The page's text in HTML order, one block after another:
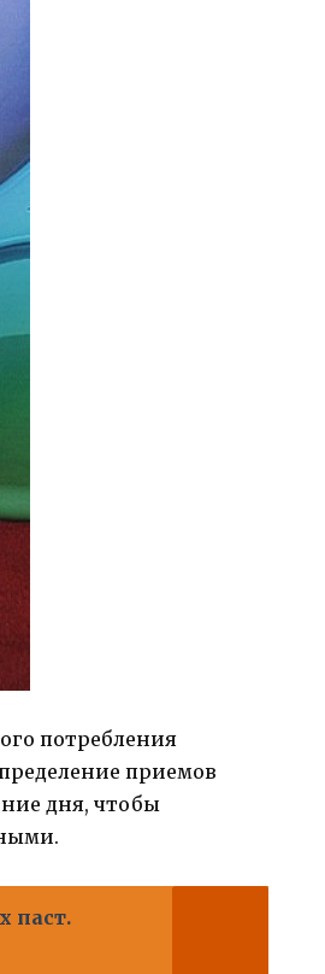
потребления
приемов
дня, чтобы
паст.